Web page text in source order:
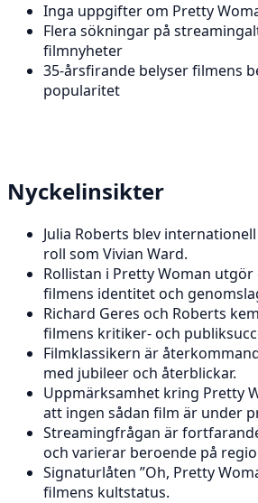
Inga uppgifter om Pretty
Flera sökningar på
filmnyheter
35-årsfirande belyser filmens
popularitet
Nyckelinsikter
Julia Roberts blev
roll som Vivian Ward.
Rollistan i Pretty Woman utgör
filmens identitet och
Richard Geres och Roberts
filmens kritiker- och
Filmklassikern är
med jubileer och återblickar.
Uppmärksamhet kring Pretty
att ingen sådan film är under
Streamingfrågan är
och varierar beroende på
Signaturlåten ”Oh, Pretty
filmens kultstatus.